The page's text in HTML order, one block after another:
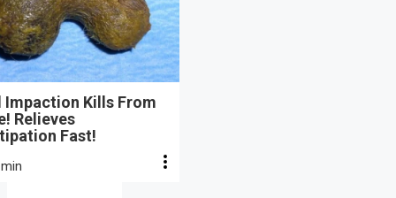
Impaction Kills From
Relieves
Fast!